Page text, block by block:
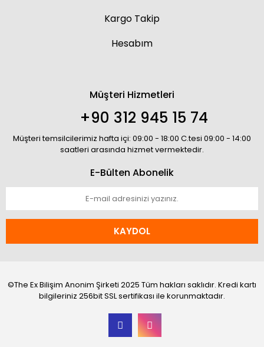
Kargo Takip
Hesabım
Müşteri Hizmetleri
+90 312 945 15 74
Müşteri temsilcilerimiz hafta içi: 09:00 - 18:00 C.tesi 09:00 - 14:00
saatleri arasında hizmet vermektedir.
E-Bülten Abonelik
KAYDOL
©The Ex Bilişim Anonim Şirketi 2025 Tüm hakları saklıdır. Kredi kartı
bilgileriniz 256bit SSL sertifikası ile korunmaktadır.